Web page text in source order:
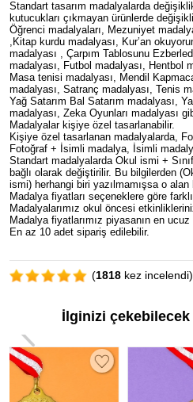
Standart tasarım madalyalarda
kutucukları çıkmayan ürünlerde
Öğrenci madalyaları, Mezuniyet
,Kitap kurdu madalyası, Kur’an
madalyası , Çarpım Tablosunu
madalyası, Futbol madalyası, Hentbol
Masa tenisi madalyası, Mendil
madalyası, Satranç madalyası, Tenis
Yağ Satarım Bal Satarım madalyası,
madalyası, Zeka Oyunları madalyası
Madalyalar kişiye özel tasarlanabilir.
Kişiye özel tasarlanan madalyalarda,
Fotoğraf + İsimli madalya, İsimli
Standart madalyalarda Okul ismi +
bağlı olarak değiştirilir. Bu bilgilerden
ismi) herhangi biri yazılmamışsa o alan
Madalya fiyatları seçeneklere göre
Madalyalarımız okul öncesi
Madalya fiyatlarımız piyasanın en ucuz
En az 10 adet sipariş edilebilir.
(1818 kez incelendi)
İlginizi